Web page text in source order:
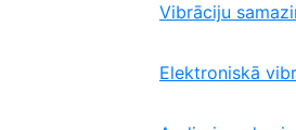
Vibrāciju
Elektroniskā